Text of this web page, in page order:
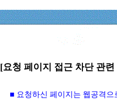
[요청 페이지 접근 차단 관
■ 요청하신 페이지는 웹공격